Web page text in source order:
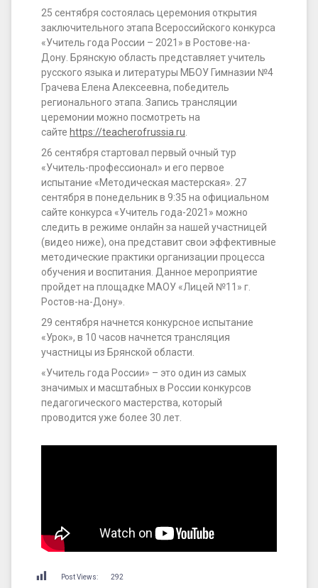
«Учитель
года
России
2021»
25 сентября состоялась церемония открытия
заключительного этапа Всероссийского конкурса
«Учитель года России – 2021» в Ростове-на-
Дону. Брянскую область представляет учитель
русского языка и литературы МБОУ Гимназии №4
Грачева Елена Алексеевна, победитель
регионального этапа. Запись трансляции
церемонии можно посмотреть на
сайте https://teacherofrussia.ru
26 сентября стартовал первый очный тур
«Учитель-профессионал» и его первое
испытание «Методическая мастерская». 27
сентября в понедельник в 9:35 на официальном
сайте конкурса «Учитель года-2021» можно
следить в режиме онлайн за нашей участницей
(видео ниже), она представит свои эффективные
методические практики организации процесса
обучения и воспитания. Данное мероприятие
пройдет на площадке МАОУ «Лицей №11» г.
Ростов-на-Дону».
29 сентября начнется конкурсное испытание
«Урок», в 10 часов начнется трансляция
участницы из Брянской области.
«Учитель года России» – это один из самых
значимых и масштабных в России конкурсов
педагогического мастерства, который
проводится уже более 30 лет.
Post Views: 292